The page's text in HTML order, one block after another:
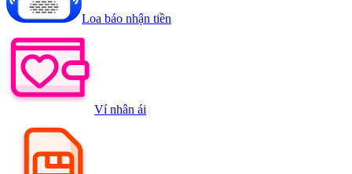
Loa báo nhận tiền
Ví nhân ái